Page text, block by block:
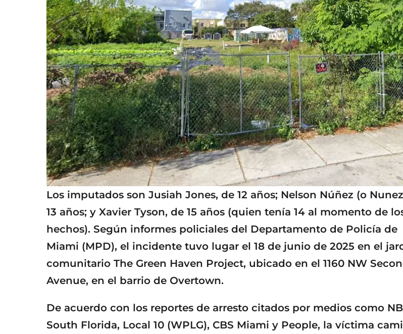
Los imputados son Jusiah Jones, de 12 años; Nelson Núñez (o
13 años; y Xavier Tyson, de 15 años (quien tenía 14 al momento de
hechos). Según informes policiales del Departamento de Policía de
Miami (MPD), el incidente tuvo lugar el 18 de junio de 2025 en el
comunitario The Green Haven Project, ubicado en el 1160 NW
Avenue, en el barrio de Overtown.
De acuerdo con los reportes de arresto citados por medios como
South Florida, Local 10 (WPLG), CBS Miami y People, la víctima